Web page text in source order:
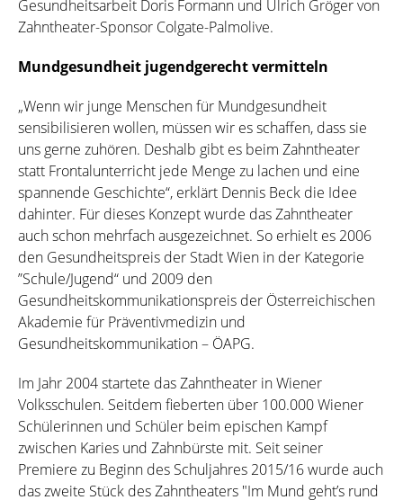
Gesundheitsarbeit Doris Formann und Ulrich Gröger von
Zahntheater-Sponsor Colgate-Palmolive.
Mundgesundheit jugendgerecht vermitteln
„Wenn wir junge Menschen für Mundgesundheit
sensibilisieren wollen, müssen wir es schaffen, dass sie
uns gerne zuhören. Deshalb gibt es beim Zahntheater
statt Frontalunterricht jede Menge zu lachen und eine
spannende Geschichte“, erklärt Dennis Beck die Idee
dahinter. Für dieses Konzept wurde das Zahntheater
auch schon mehrfach ausgezeichnet. So erhielt es 2006
den Gesundheitspreis der Stadt Wien in der Kategorie
”Schule/Jugend“ und 2009 den
Gesundheitskommunikationspreis der Österreichischen
Akademie für Präventivmedizin und
Gesundheitskommunikation – ÖAPG.
Im Jahr 2004 startete das Zahntheater in Wiener
Volksschulen. Seitdem fieberten über 100.000 Wiener
Schülerinnen und Schüler beim epischen Kampf
zwischen Karies und Zahnbürste mit. Seit seiner
Premiere zu Beginn des Schuljahres 2015/16 wurde auch
das zweite Stück des Zahntheaters "Im Mund geht’s rund